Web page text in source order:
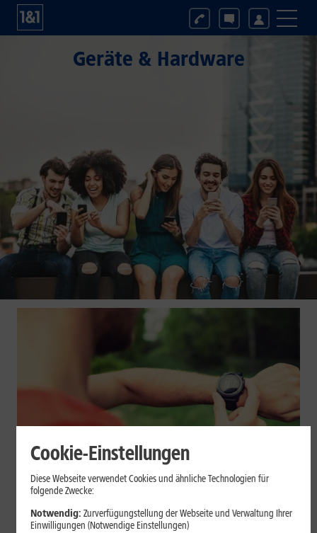
Geräte & Hardware
Geräte & Hardware
Smartwatch beim Sport: So
unterstützt sie Dein Training
Cookie-Einstellungen
Diese Webseite verwendet Cookies und ähnliche Technologien für
folgende Zwecke:
Notwendig: Zurverfügungstellung der Webseite und Verwaltung Ihrer
Einwilligungen (Notwendige Einstellungen)